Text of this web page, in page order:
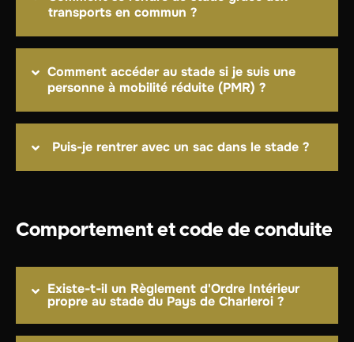
transports en commun ?
Comment accéder au stade si je suis une
personne à mobilité réduite (PMR) ?
Puis-je rentrer avec un sac dans le stade ?
Comportement et code de conduite
Existe-t-il un Règlement d'Ordre Intérieur
propre au stade du Pays de Charleroi ?